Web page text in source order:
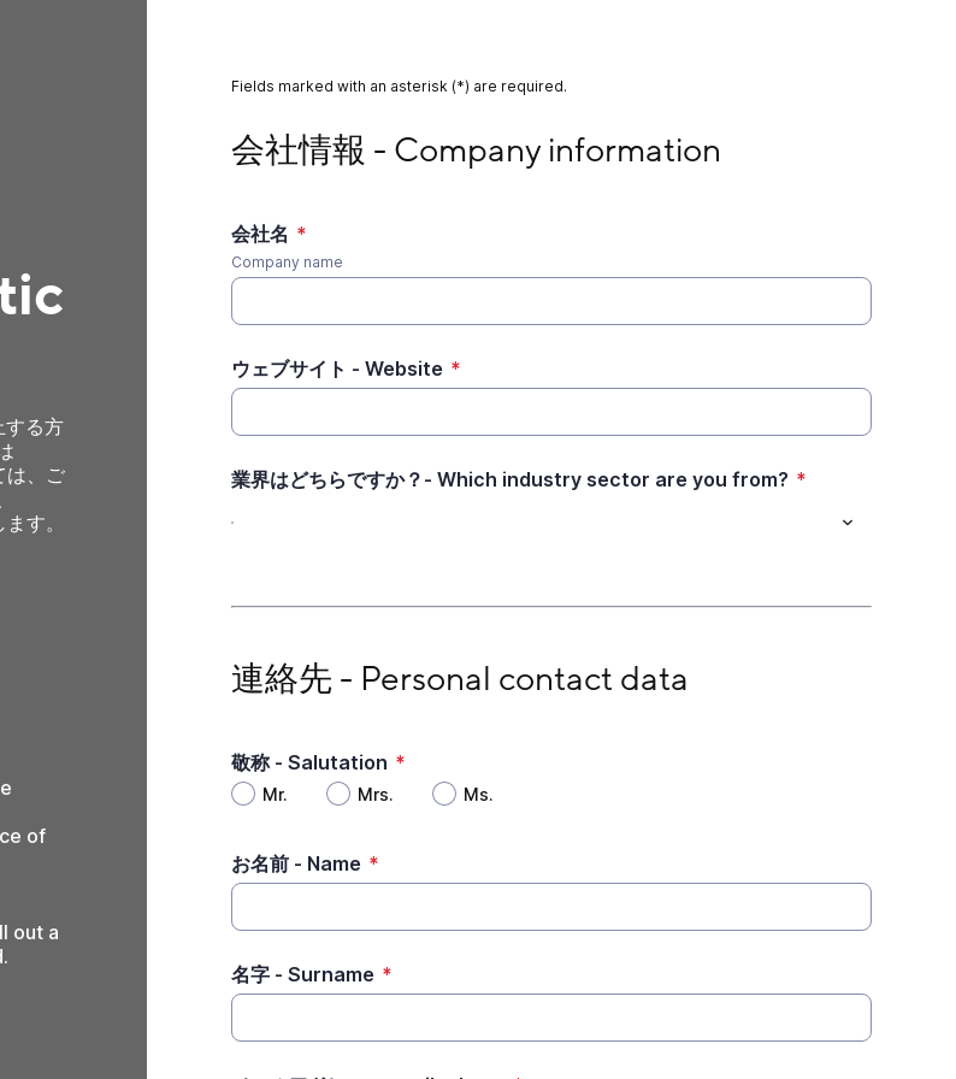
する方
は、ご
す。
of
out a
Fields marked with an asterisk (*) are required.
会社情報 - Company information
会社情報 - Company information
会社名 *
Company name
ウェブサイト - Website *
業界はどちらですか？- Which industry sector are you from? *
連絡先 - Personal contact data
連絡先 - Personal contact data
敬称 - Salutation *
Mr. Mrs. Ms.
お名前 - Name *
名字 - Surname *